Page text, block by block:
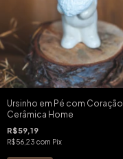
Ursinho em Pé com Coração
Cerâmica Home
R$59,19
R$56,23 com Pix